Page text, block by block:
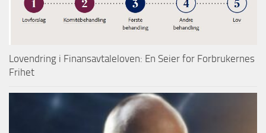
Lovendring i Finansavtaleloven: En Seier for Forbrukernes
Frihet